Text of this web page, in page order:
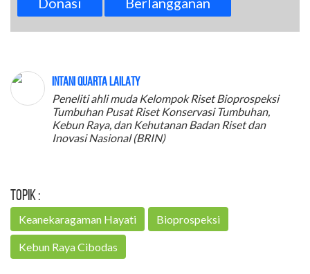
Intani Quarta Lailaty
Peneliti ahli muda Kelompok Riset Bioprospeksi
Tumbuhan Pusat Riset Konservasi Tumbuhan,
Kebun Raya, dan Kehutanan Badan Riset dan
Inovasi Nasional (BRIN)
Topik :
Keanekaragaman Hayati Bioprospeksi
Kebun Raya Cibodas